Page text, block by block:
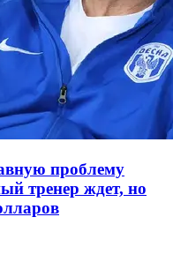
проблему
тренер ждет, но